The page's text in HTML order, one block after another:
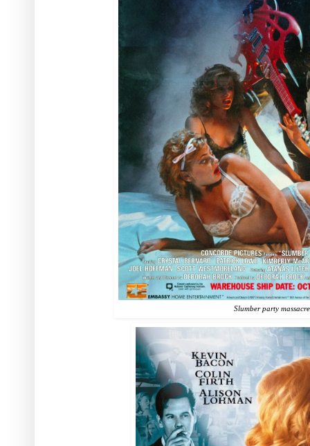
Slumber party